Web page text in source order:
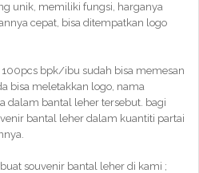
unik, memiliki fungsi, harganya
cepat, bisa ditempatkan logo
bpk/ibu sudah bisa memesan
bisa meletakkan logo, nama
dalam bantal leher tersebut. bagi
bantal leher dalam kuantiti partai
souvenir bantal leher di kami ;